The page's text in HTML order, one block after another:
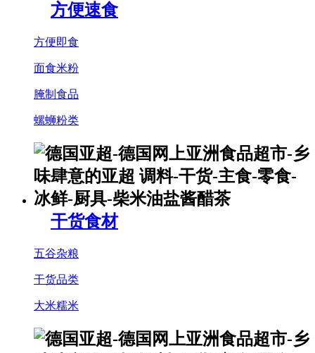
方便速食
方便即食
面食米粉
腌制食品
螺蛳粉类
干货食材
五谷杂粮
干货品类
大米糯米